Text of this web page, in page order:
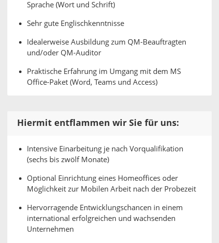
Sprache (Wort und Schrift)
Sehr gute Englischkenntnisse
Idealerweise Ausbildung zum QM-Beauftragten
und/oder QM-Auditor
Praktische Erfahrung im Umgang mit dem MS
Office-Paket (Word, Teams und Access)
Hiermit entflammen wir Sie für uns:
Intensive Einarbeitung je nach Vorqualifikation
(sechs bis zwölf Monate)
Optional Einrichtung eines Homeoffices oder
Möglichkeit zur Mobilen Arbeit nach der Probezeit
Hervorragende Entwicklungschancen in einem
international erfolgreichen und wachsenden
Unternehmen